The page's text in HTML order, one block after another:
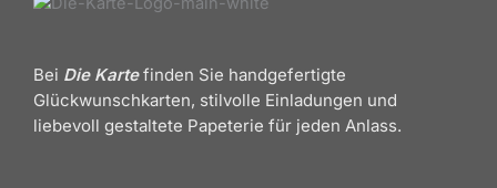
Bei Die Kartefinden Sie handgefertigte
Glückwunschkarten, stilvolle Einladungen und
liebevoll gestaltete Papeterie für jeden Anlass.